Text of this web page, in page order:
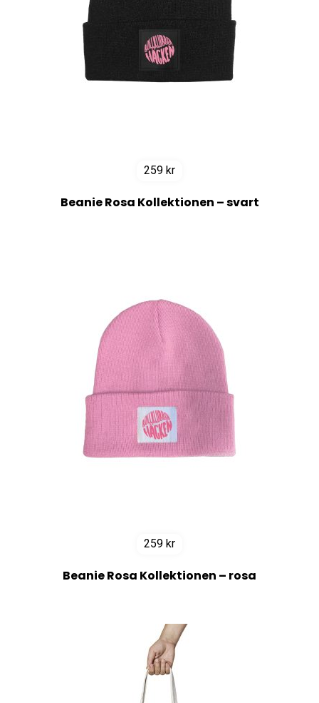
259 kr
Beanie Rosa Kollektionen – svart
259 kr
Beanie Rosa Kollektionen – rosa